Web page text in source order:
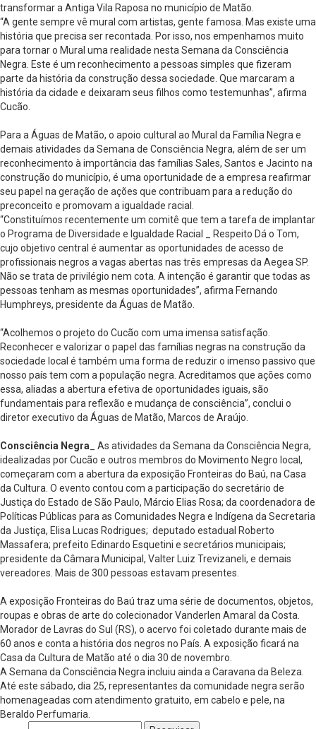
transformar a Antiga Vila Raposa no município de Matão.
“A gente sempre vê mural com artistas, gente famosa. Mas existe uma
história que precisa ser recontada. Por isso, nos empenhamos muito
para tornar o Mural uma realidade nesta Semana da Consciência
Negra. Este é um reconhecimento a pessoas simples que fizeram
parte da história da construção dessa sociedade. Que marcaram a
história da cidade e deixaram seus filhos como testemunhas”, afirma
Cucão.
Para a Águas de Matão, o apoio cultural ao Mural da Família Negra e
demais atividades da Semana de Consciência Negra, além de ser um
reconhecimento à importância das famílias Sales, Santos e Jacinto na
construção do município, é uma oportunidade de a empresa reafirmar
seu papel na geração de ações que contribuam para a redução do
preconceito e promovam a igualdade racial.
“Constituímos recentemente um comitê que tem a tarefa de implantar
o Programa de Diversidade e Igualdade Racial _ Respeito Dá o Tom,
cujo objetivo central é aumentar as oportunidades de acesso de
profissionais negros a vagas abertas nas três empresas da Aegea SP.
Não se trata de privilégio nem cota. A intenção é garantir que todas as
pessoas tenham as mesmas oportunidades”, afirma Fernando
Humphreys, presidente da Águas de Matão.
“Acolhemos o projeto do Cucão com uma imensa satisfação.
Reconhecer e valorizar o papel das famílias negras na construção da
sociedade local é também uma forma de reduzir o imenso passivo que
nosso país tem com a população negra. Acreditamos que ações como
essa, aliadas a abertura efetiva de oportunidades iguais, são
fundamentais para reflexão e mudança de consciência”, conclui o
diretor executivo da Águas de Matão, Marcos de Araújo.
Consciência Negra _ As atividades da Semana da Consciência Negra,
idealizadas por Cucão e outros membros do Movimento Negro local,
começaram com a abertura da exposição Fronteiras do Baú, na Casa
da Cultura. O evento contou com a participação do secretário de
Justiça do Estado de São Paulo, Márcio Elias Rosa; da coordenadora de
Políticas Públicas para as Comunidades Negra e Indígena da Secretaria
da Justiça, Elisa Lucas Rodrigues; deputado estadual Roberto
Massafera; prefeito Edinardo Esquetini e secretários municipais;
presidente da Câmara Municipal, Valter Luiz Trevizaneli, e demais
vereadores. Mais de 300 pessoas estavam presentes.
A exposição Fronteiras do Baú traz uma série de documentos, objetos,
roupas e obras de arte do colecionador Vanderlen Amaral da Costa.
Morador de Lavras do Sul (RS), o acervo foi coletado durante mais de
60 anos e conta a história dos negros no País. A exposição ficará na
Casa da Cultura de Matão até o dia 30 de novembro.
A Semana da Consciência Negra incluiu ainda a Caravana da Beleza.
Até este sábado, dia 25, representantes da comunidade negra serão
homenageadas com atendimento gratuito, em cabelo e pele, na
Beraldo Perfumaria.